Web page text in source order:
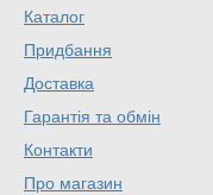
Каталог
Придбання
Доставка
Гарантія та обмін
Контакти
Про магазин